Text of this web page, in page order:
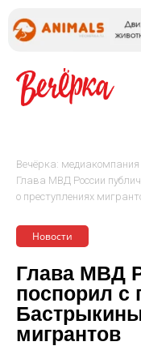
Вечёрка:
Глава МВД России
о преступлениях
Новости
Глава МВД
поспорил с
мигрантов